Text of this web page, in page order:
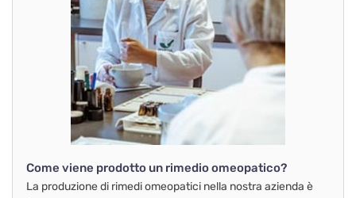
Come viene prodotto un rimedio omeopatico?
La produzione di rimedi omeopatici nella nostra azienda è